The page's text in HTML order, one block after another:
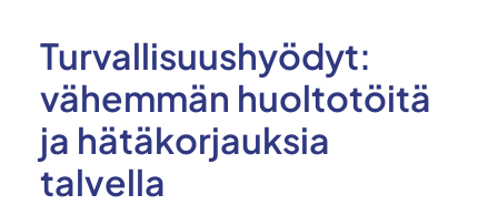
Turvallisuushyödyt:
vähemmän huoltotöitä
ja hätäkorjauksia
talvella